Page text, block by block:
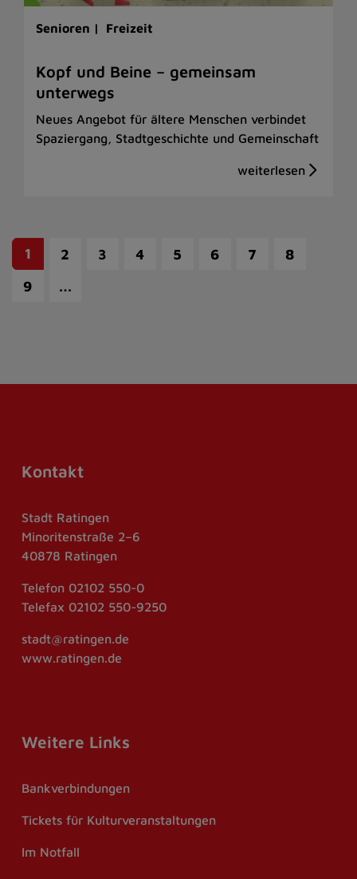
Senioren | Freizeit
Kopf und Beine – gemeinsam
unterwegs
Neues Angebot für ältere Menschen verbindet
Spaziergang, Stadtgeschichte und Gemeinschaft
1 2 3 4 5 6 7
8
9
…
Kontakt
Stadt Ratingen
Minoritenstraße 2–6
40878 Ratingen
Telefon 02102 550-0
Telefax 02102 550-9250
stadt@ratingen.de
www.ratingen.de
Weitere Links
Bankverbindungen
Tickets für Kulturveranstaltungen
Im Notfall